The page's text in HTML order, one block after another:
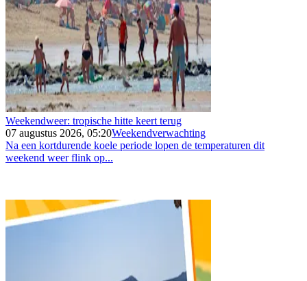
Weekendweer: tropische hitte keert terug
07 augustus 2026, 05:20Weekendverwachting
Na een kortdurende koele periode lopen de temperaturen dit
weekend weer flink op...